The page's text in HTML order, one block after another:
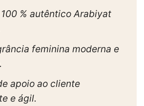
% autêntico Arabiyat
feminina moderna e
apoio ao cliente
e ágil.